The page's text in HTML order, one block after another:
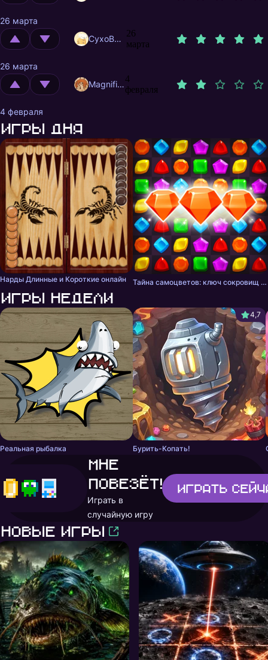
26 марта
CyxoB666
26
марта
26 марта
MagnificentMrFox
4
февраля
4 февраля
Игры дня
Нарды Длинные и Короткие онлайн Тайна самоцветов: ключ сокровищ - три в ряд
Игры недели
Реальная рыбалка
4,7
Бурить-Копать!
Мне
повезёт!
Играть в
случайную игру
Играть
Новые игры